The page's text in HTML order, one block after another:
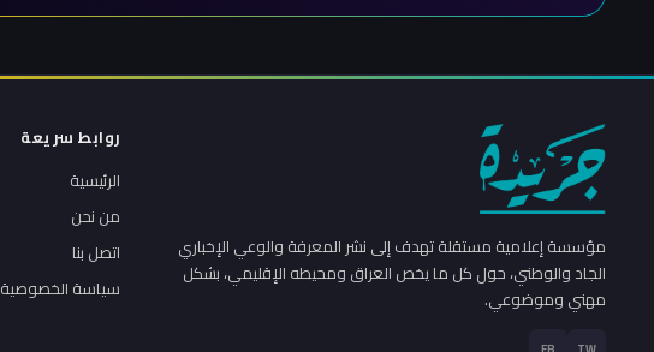
مؤسسة إعلامية مستقلة تهدف إلى نشر المعرفة والوعي الإخباري
الجاد والوطني، حول كل ما يخص العراق ومحيطه الإقليمي، بشكل
مهني وموضوعي.
روابط سريعة
الرئيسية
من نحن
اتصل بنا
سياسة الخصوصية